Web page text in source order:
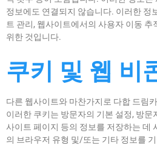
정보에도 연결되지 않습니다. 이러한 정
트 관리, 웹사이트에서의 사용자 이동
위한 것입니다.
쿠키 및 웹 비
다른 웹사이트와 마찬가지로 다합 드림
이러한 쿠키는 방문자의 기본 설정, 방문
사이트 페이지 등의 정보를 저장하는 데
의 브라우저 유형 및/또는 기타 정보를